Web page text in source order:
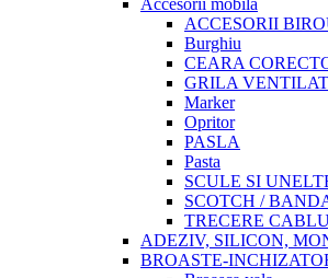
Accesorii mobila
ACCESORII
Burghiu
CEARA
GRILA
Marker
Opritor
PASLA
Pasta
SCULE SI
SCOTCH /
TRECERE
ADEZIV, SILICON,
BROASTE-